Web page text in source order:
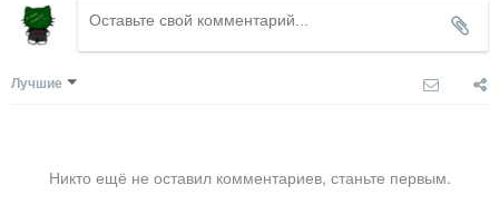
Лучшие
Никто ещё не оставил комментариев, станьте первым.